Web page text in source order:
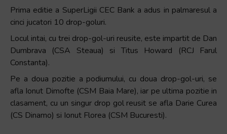
Prima editie a SuperLigii CEC Bank a adus in palmaresul a
cinci jucatori 10 drop-goluri.
Locul intai, cu trei drop-gol-uri reusite, este impartit de Dan
Dumbrava (CSA Steaua) si Titus Howard (RCJ Farul
Constanta).
Pe a doua pozitie a podiumului, cu doua drop-gol-uri, se
afla Ionut Dimofte (CSM Baia Mare), iar pe ultima pozitie in
clasament, cu un singur drop gol reusit se afla Darie Curea
(CS Dinamo) si Ionut Florea (CSM Bucuresti).